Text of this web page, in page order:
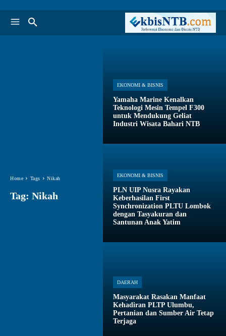
Home Tags Nikah
Tag: Nikah
EKONOMI & BISNIS
Yamaha Marine Kenalkan
Teknologi Mesin Tempel F300
untuk Mendukung Geliat
Industri Wisata Bahari NTB
EKONOMI & BISNIS
PLN UIP Nusra Rayakan
Keberhasilan First
Synchronization PLTU Lombok
dengan Tasyakuran dan
Santunan Anak Yatim
DAERAH
Masyarakat Rasakan Manfaat
Kehadiran PLTP Ulumbu,
Pertanian dan Sumber Air Tetap
Terjaga